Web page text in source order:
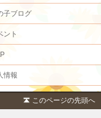
子ブログ
ント
情報
このページの先頭へ